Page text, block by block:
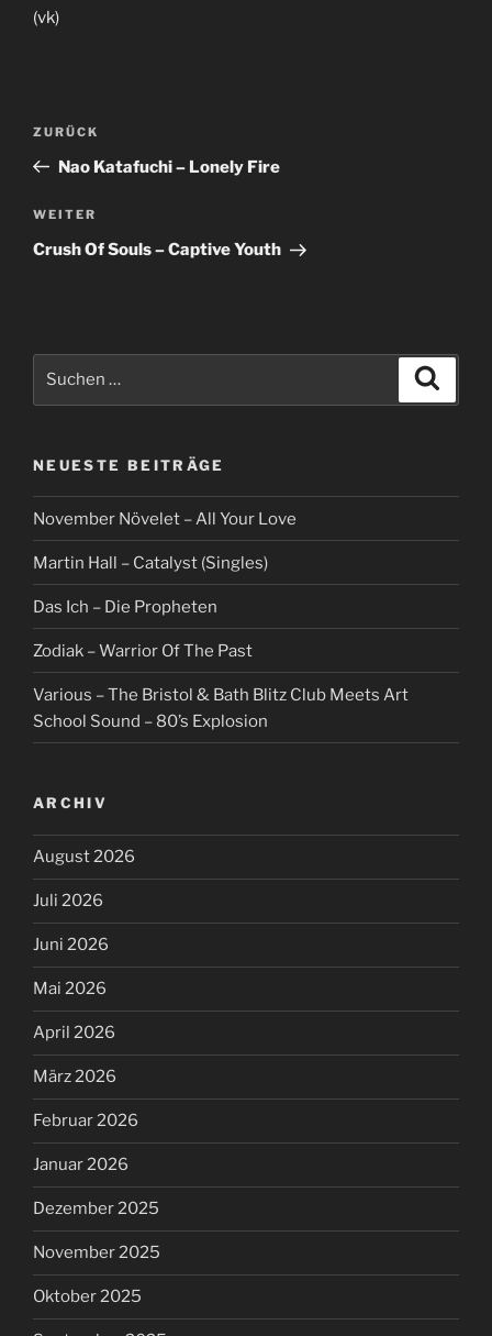
(vk)
Beitragsnavigation
Vorheriger
Beitrag
ZURÜCK
Nao Katafuchi – Lonely Fire
Nächster
Beitrag
WEITER
Crush Of Souls – Captive Youth
NEUESTE BEITRÄGE
November Növelet – All Your Love
Martin Hall – Catalyst (Singles)
Das Ich – Die Propheten
Zodiak – Warrior Of The Past
Various – The Bristol & Bath Blitz Club Meets Art
School Sound – 80’s Explosion
ARCHIV
August 2026
Juli 2026
Juni 2026
Mai 2026
April 2026
März 2026
Februar 2026
Januar 2026
Dezember 2025
November 2025
Oktober 2025